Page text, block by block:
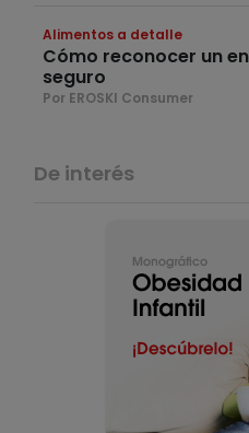
Alimentos a detalle
Cómo reconocer un
seguro
Por EROSKI Consumer
De interés